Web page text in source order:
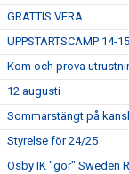
GRATTIS VERA
UPPSTARTSCAMP 14-
Kom och prova
12 augusti
Sommarstängt på
Styrelse för 24/25
Osby IK "gör" Sweden